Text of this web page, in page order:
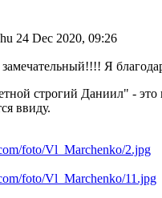
24 Dec 2020, 09:26
Я
строгий Даниил" - это
ввиду.
foto/Vl_Marchenko/2.jpg
foto/Vl_Marchenko/11.jpg